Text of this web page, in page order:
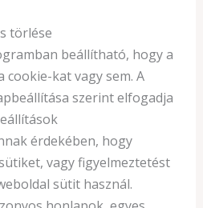
törlése
beállítható, hogy a
kat vagy sem. A
szerint elfogadja
érdekében, hogy
vagy figyelmeztetést
sütit használ.